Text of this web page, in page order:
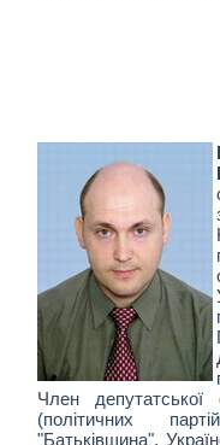
Член
(політичних
"Батьківщина",